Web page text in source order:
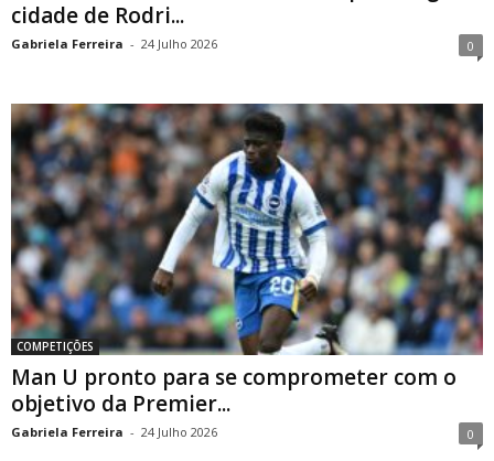
cidade de Rodri...
Gabriela Ferreira - 24 Julho 2026 0
COMPETIÇÕES
Man U pronto para se comprometer com o
objetivo da Premier...
Gabriela Ferreira - 24 Julho 2026 0